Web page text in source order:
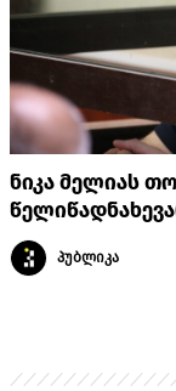
ნიკა მელიას
პუბლიკა